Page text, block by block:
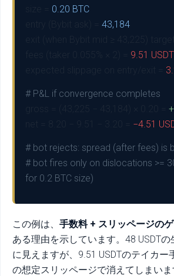
0.20 BTC
43,184
9.51 USDT
# P&L if convergence completes
−4.51
# bot rejects: spread (after fees) is
# bot fires only on dislocations >=
for 0.2 BTC size)
この例は、 手数料 + スリッページの
ある理由を示しています。48 USDT
に見えますが、9.51 USDTのテイカー
の想定スリッページで消えてしまい